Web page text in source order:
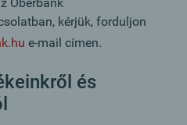
kérjük, forduljon
e-mail címen.
és